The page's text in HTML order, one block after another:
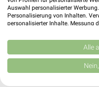
Jetzt
Kostenlos
Auswahl personalisierter
Personalisierung von Inhalten.
personalisierter Inhalte. Messung
Kombinationen von Daten aus
Verbesserung der Angebote.
von Inhalten.
Daten können außerhalb der
USA gesendet werden.
Alle